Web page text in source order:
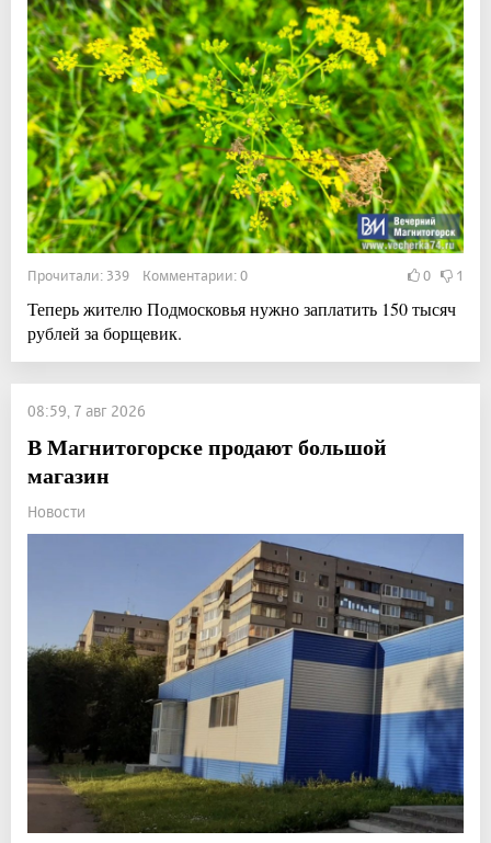
Прочитали: 339 Комментарии: 0 0 1
Теперь жителю Подмосковья нужно заплатить 150 тысяч
рублей за борщевик.
08:59, 7 авг 2026
В Магнитогорске продают большой
магазин
Новости